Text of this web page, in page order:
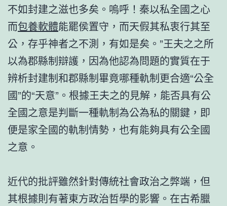
不如封建之滋也多矣。嗚呼！秦以私全國之心
而包養軟體能罷侯置守，而天假其私衷行其至
公，存乎神者之不測，有如是矣。”王夫之之所
以為郡縣制辯護，因為他認為問題的實質在于
辨析封建制和郡縣制畢竟哪種軌制更合適“公全
國”的“天意”。根據王夫之的見解，能否具有公
全國之意是判斷一種軌制為公為私的關鍵，即
便是家全國的軌制情勢，也有能夠具有公全國
之意。
近代的批評雖然針對傳統社會政治之弊端，但
其根據則有著東方政治哲學的影響。在古希臘